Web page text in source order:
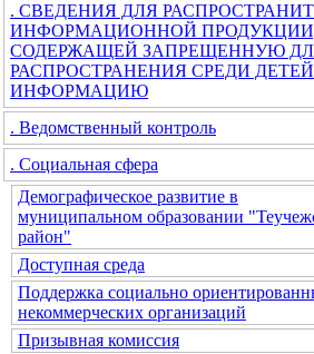
. СВЕДЕНИЯ ДЛЯ
ИНФОРМАЦИОННОЙ
СОДЕРЖАЩЕЙ ЗАПРЕЩЕННУЮ
РАСПРОСТРАНЕНИЯ СРЕДИ ДЕТЕЙ
ИНФОРМАЦИЮ
. Ведомственный контроль
. Социальная сфера
Демографическое развитие в
муниципальном образовании
район"
Доступная среда
Поддержка социально
некоммерческих организаций
Призывная комиссия